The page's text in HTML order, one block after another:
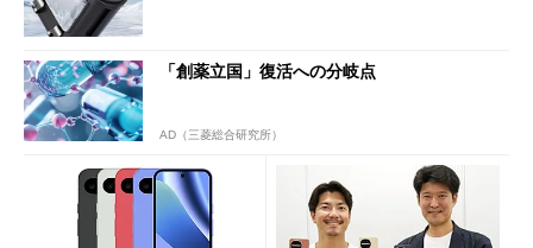
「創薬立国」復活への分岐点
AD（三菱総合研究所）